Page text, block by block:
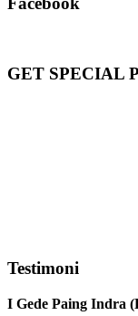
GET SPECIAL
Testimoni
I Gede Paing Indra